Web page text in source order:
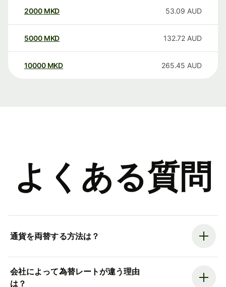
2000 MKD 53.09 AUD
5000 MKD 132.72 AUD
10000 MKD 265.45 AUD
よくある質問
通貨を両替する方法は？
会社によって為替レートが違う理由
は？